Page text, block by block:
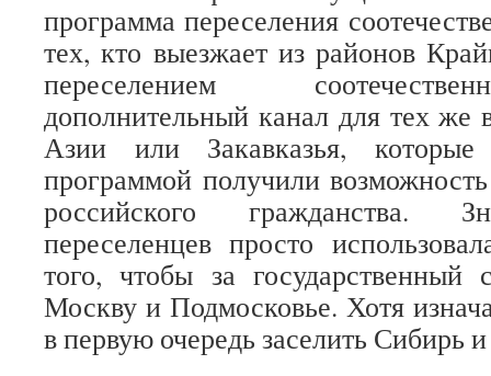
программа переселения
тех, кто выезжает из районов
переселением
дополнительный канал для тех же
Азии или Закавказья,
программой получили
российского гражданства.
переселенцев просто
того, чтобы за государственный
Москву и Подмосковье. Хотя
в первую очередь заселить Сибирь